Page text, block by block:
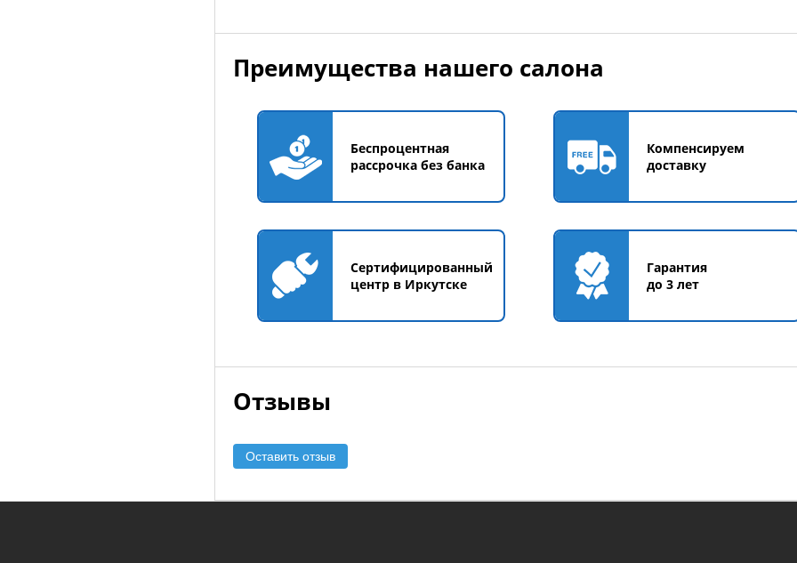
Преимущества нашего салона
Беспроцентная
рассрочка без банка
Компенсируем
доставку
Сертифицированный
центр в Иркутске
Гарантия
до 3 лет
Отзывы
Оставить отзыв